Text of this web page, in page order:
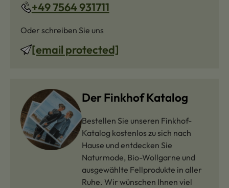
+49 7564 931711
Oder schreiben Sie uns
[email protected]
Der Finkhof Katalog
Bestellen Sie unseren Finkhof-
Katalog kostenlos zu sich nach
Hause und entdecken Sie
Naturmode, Bio-Wollgarne und
ausgewählte Fellprodukte in aller
Ruhe. Wir wünschen Ihnen viel